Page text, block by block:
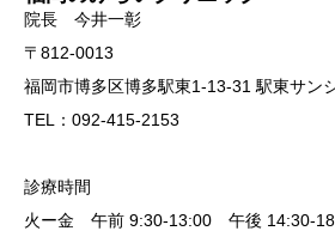
院長 今井一彰
〒812-0013
福岡市博多区博多駅東1-13-31 駅東サン
TEL：092-415-2153
診療時間
火ー金 午前 9:30-13:00 午後 14:30-